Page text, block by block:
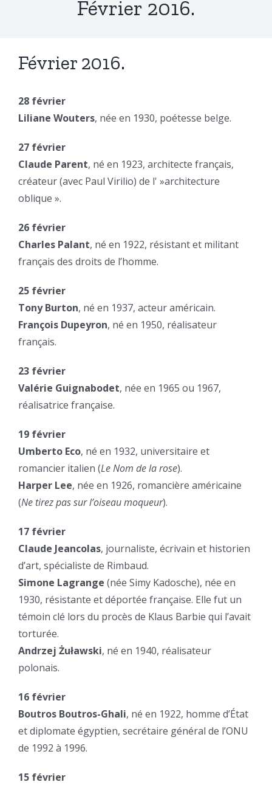
Février 2016.
Février 2016.
28 février
Liliane Wouters, née en 1930, poétesse belge.
27 février
Claude Parent, né en 1923, architecte français,
créateur (avec Paul Virilio) de l' »architecture
oblique ».
26 février
Charles Palant, né en 1922, résistant et militant
français des droits de l’homme.
25 février
Tony Burton, né en 1937, acteur américain.
François Dupeyron, né en 1950, réalisateur
français.
23 février
Valérie Guignabodet, née en 1965 ou 1967,
réalisatrice française.
19 février
Umberto Eco, né en 1932, universitaire et
romancier italien (Le Nom de la rose).
Harper Lee, née en 1926, romancière américaine
(Ne tirez pas sur l’oiseau moqueur).
17 février
Claude Jeancolas, journaliste, écrivain et historien
d’art, spécialiste de Rimbaud.
Simone Lagrange (née Simy Kadosche), née en
1930, résistante et déportée française. Elle fut un
témoin clé lors du procès de Klaus Barbie qui l’avait
torturée.
Andrzej Żuławski, né en 1940, réalisateur
polonais.
16 février
Boutros Boutros-Ghali, né en 1922, homme d’État
et diplomate égyptien, secrétaire général de l’ONU
de 1992 à 1996.
15 février